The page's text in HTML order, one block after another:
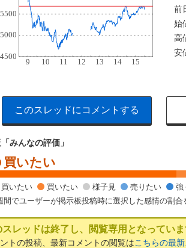
前
始
高
安
このスレッドにコメントする
みんなの評価」
買いたい
いたい 買いたい 様子見 売りたい
強
間でユーザーが掲示板投稿時に選択した感情の割合
スレッドは終了し、閲覧専用となっていま
トの投稿、最新コメントの閲覧はこちらの最